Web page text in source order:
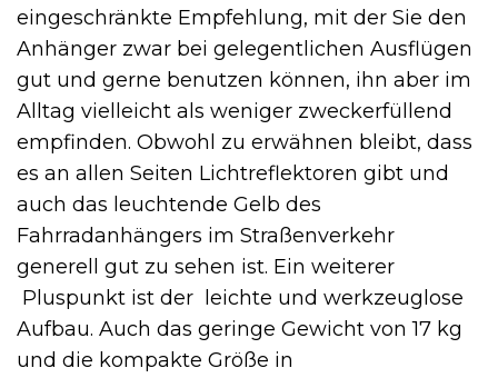
eingeschränkte Empfehlung, mit der Sie den
Anhänger zwar bei gelegentlichen Ausflügen
gut und gerne benutzen können, ihn aber im
Alltag vielleicht als weniger zweckerfüllend
empfinden. Obwohl zu erwähnen bleibt, dass
es an allen Seiten Lichtreflektoren gibt und
auch das leuchtende Gelb des
Fahrradanhängers im Straßenverkehr
generell gut zu sehen ist. Ein weiterer
Pluspunkt ist der leichte und werkzeuglose
Aufbau. Auch das geringe Gewicht von 17 kg
und die kompakte Größe in